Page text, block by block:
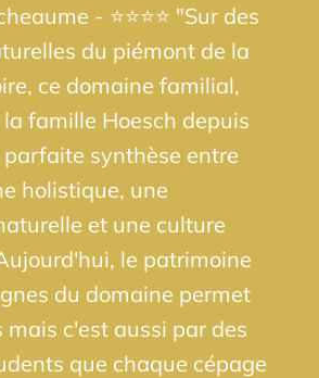
- ⭐⭐⭐⭐ "Sur des
du piémont de la
ce domaine familial,
famille Hoesch depuis
synthèse entre
holistique, une
et une culture
le patrimoine
du domaine permet
mais c'est aussi par des
que chaque cépage